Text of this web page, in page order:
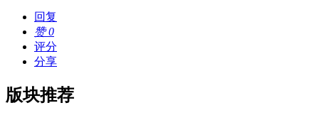
回复
赞0
评分
分享
版块推荐